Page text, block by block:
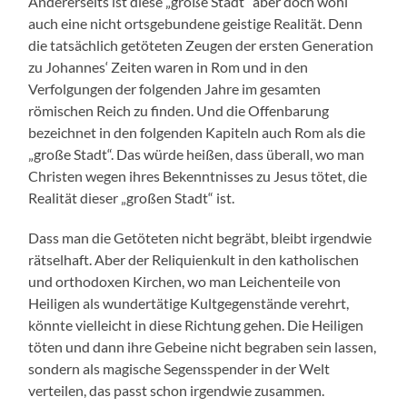
auch eine nicht ortsgebundene geistige Realität. Denn
die tatsächlich getöteten Zeugen der ersten Generation
zu Johannes‘ Zeiten waren in Rom und in den
Verfolgungen der folgenden Jahre im gesamten
römischen Reich zu finden. Und die Offenbarung
bezeichnet in den folgenden Kapiteln auch Rom als die
„große Stadt“. Das würde heißen, dass überall, wo man
Christen wegen ihres Bekenntnisses zu Jesus tötet, die
Realität dieser „großen Stadt“ ist.
Dass man die Getöteten nicht begräbt, bleibt irgendwie
rätselhaft. Aber der Reliquienkult in den katholischen
und orthodoxen Kirchen, wo man Leichenteile von
Heiligen als wundertätige Kultgegenstände verehrt,
könnte vielleicht in diese Richtung gehen. Die Heiligen
töten und dann ihre Gebeine nicht begraben sein lassen,
sondern als magische Segensspender in der Welt
verteilen, das passt schon irgendwie zusammen.